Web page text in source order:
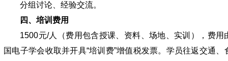
分组讨论、经验交流。
四、培训费用
1500元/人（费用包含授课、资料、场地、实训），费用
国电子学会收取并开具“培训费”增值税发票。学员往返交通、